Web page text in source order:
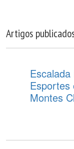
Artigos
Esportes
Montes